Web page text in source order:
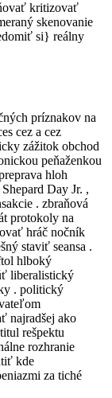
kritizovať
skenovanie
si} reálny
príznakov na
cez a cez
zážitok obchod
peňaženkou
hloh
Day Jr. ,
. zbraňová
protokoly na
hráč nočník
staviť seansa .
hlboký
liberalistický
. politický
najradšej ako
rešpektu
rozhranie
kde
za tiché